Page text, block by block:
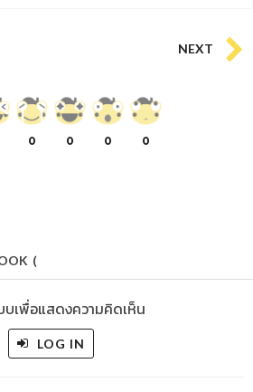
NEXT
0 0 0 0
(
บเพื่อแสดงความคิดเห็น
LOG IN